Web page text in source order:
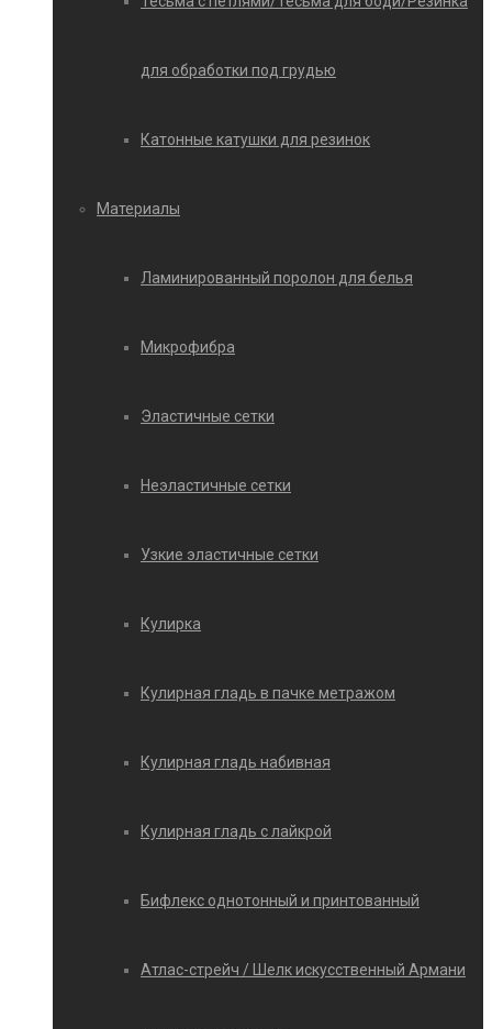
для обработки под грудью
Катонные катушки для резинок
Материалы
Ламинированный поролон для белья
Микрофибра
Эластичные сетки
Неэластичные сетки
Узкие эластичные сетки
Кулирка
Кулирная гладь в пачке метражом
Кулирная гладь набивная
Кулирная гладь с лайкрой
Бифлекс однотонный и принтованный
Атлас-стрейч / Шелк искусственный Армани